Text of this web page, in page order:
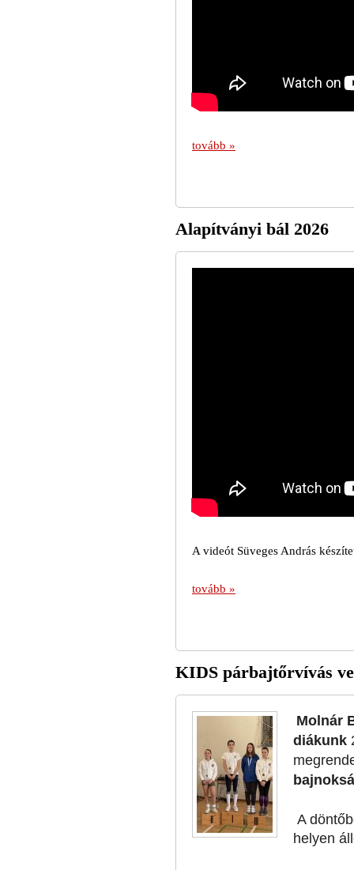
tovább »
Alapítványi bál 2026
A videót Süveges András
tovább »
KIDS párbajtőrvívás
Molnár
diákunk
A
helyen